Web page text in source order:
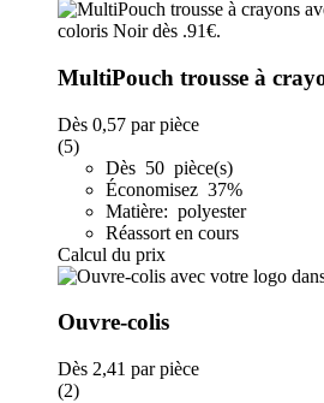
MultiPouch trousse à
Dès 0,57 par pièce
(5)
Dès 50 pièce(s)
Économisez 37%
Matière: polyester
Réassort en cours
Calcul du prix
Ouvre-colis
Dès 2,41 par pièce
(2)